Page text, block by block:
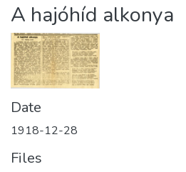
Statistics
About us
A hajóhíd alkonya
Date
1918-12-28
Files